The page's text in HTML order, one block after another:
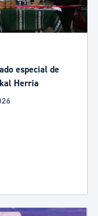
especial de
Herria